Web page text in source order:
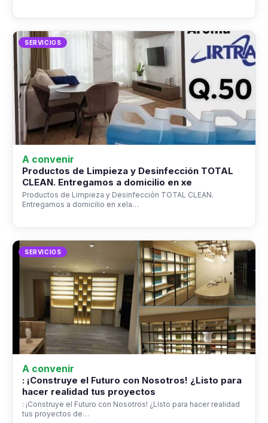
SERVICIOS
A convenir
Productos de Limpieza y Desinfección TOTAL
CLEAN. Entregamos a domicilio en xe
Productos de Limpieza y Desinfección TOTAL CLEAN.
Entregamos a domicilio en xela…
SERVICIOS
A convenir
: ¡Construye el Futuro con Nosotros! ¿Listo para
hacer realidad tus proyectos
: ¡Construye el Futuro con Nosotros! ¿Listo para hacer realidad
tus proyectos de…